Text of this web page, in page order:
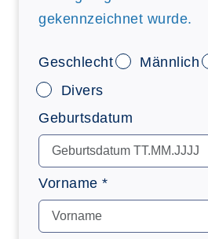
gekennzeichnet wurde.
Geschlecht Männlich
Divers
Geburtsdatum
Vorname *